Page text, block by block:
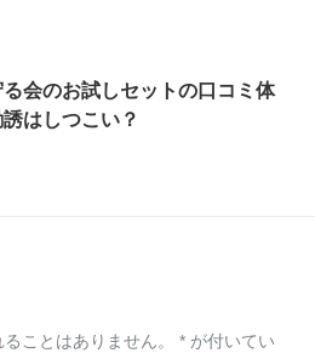
会のお試しセットの口コミ体
はしつこい？
ことはありません。 * が付いてい